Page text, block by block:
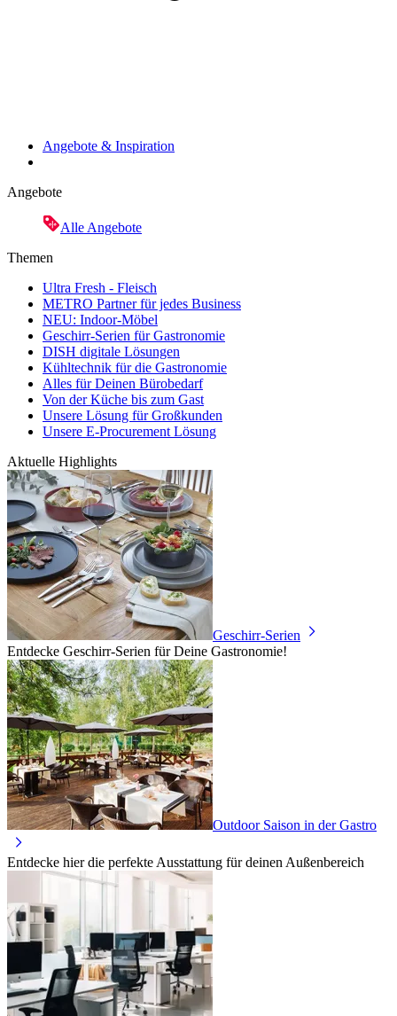
Angebote & Inspiration
Angebote
Alle Angebote
Themen
Ultra Fresh - Fleisch
METRO Partner für jedes Business
NEU: Indoor-Möbel
Geschirr-Serien für Gastronomie
DISH digitale Lösungen
Kühltechnik für die Gastronomie
Alles für Deinen Bürobedarf
Von der Küche bis zum Gast
Unsere Lösung für Großkunden
Unsere E-Procurement Lösung
Aktuelle Highlights
Geschirr-Serien
Entdecke Geschirr-Serien für Deine Gastronomie!
Outdoor Saison in der Gastro
Entdecke hier die perfekte Ausstattung für deinen Außenbereich